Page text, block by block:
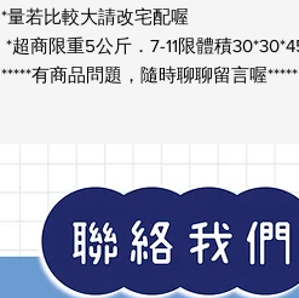
*量若比較大請改宅配喔
*****有商品問題，隨時聊聊留言喔*****